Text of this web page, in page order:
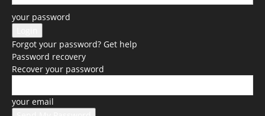
your password
Forgot your password? Get help
Password recovery
Recover your password
your email